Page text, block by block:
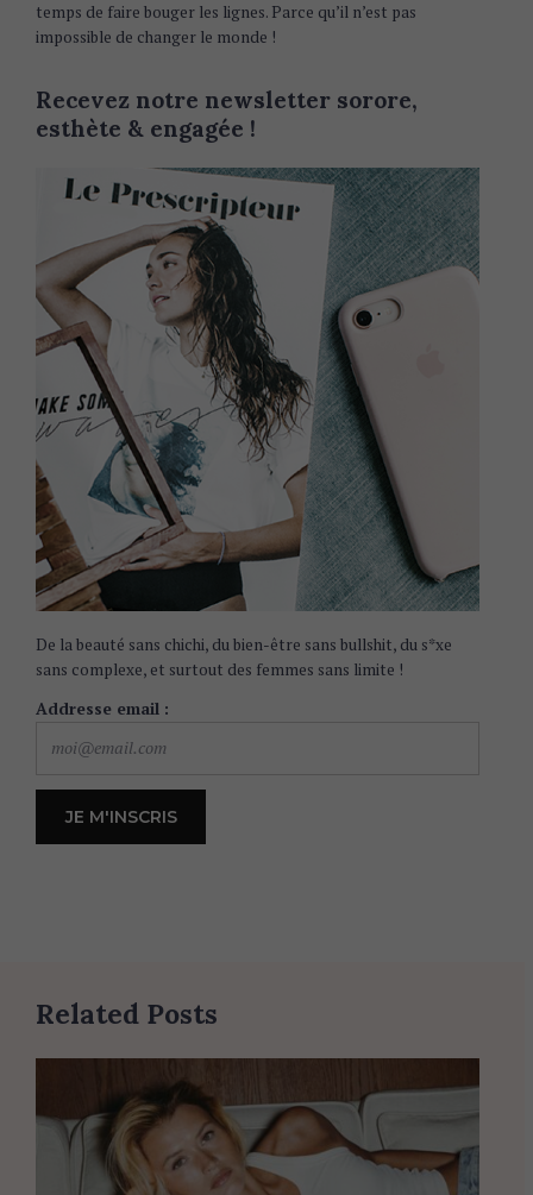
temps de faire bouger les lignes. Parce qu’il n’est pas
impossible de changer le monde !
Recevez notre newsletter sorore,
esthète & engagée !
De la beauté sans chichi, du bien-être sans bullshit, du s*xe
sans complexe, et surtout des femmes sans limite !
Addresse email :
Related Posts